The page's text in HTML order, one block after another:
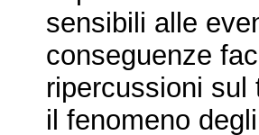
sensibili alle
conseguenze
ripercussioni sul
il fenomeno